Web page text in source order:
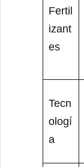
Fertil
izant
es
Tecn
ologí
a